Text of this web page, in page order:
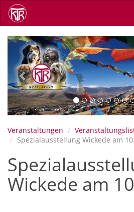
Direkt
zum
Inhalt
Previous
Veranstaltungen
Spezialausstellung Wickede am
Wickede am